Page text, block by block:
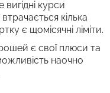
курси
кілька
є щомісячні ліміти.
є свої плюси та
наочно